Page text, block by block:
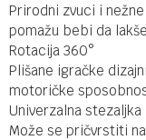
Prirodni zvuci i
pomažu bebi da
Rotacija 360°
Plišane igračke
motoričke
Univerzalna stezaljka
Može se pričvrstiti